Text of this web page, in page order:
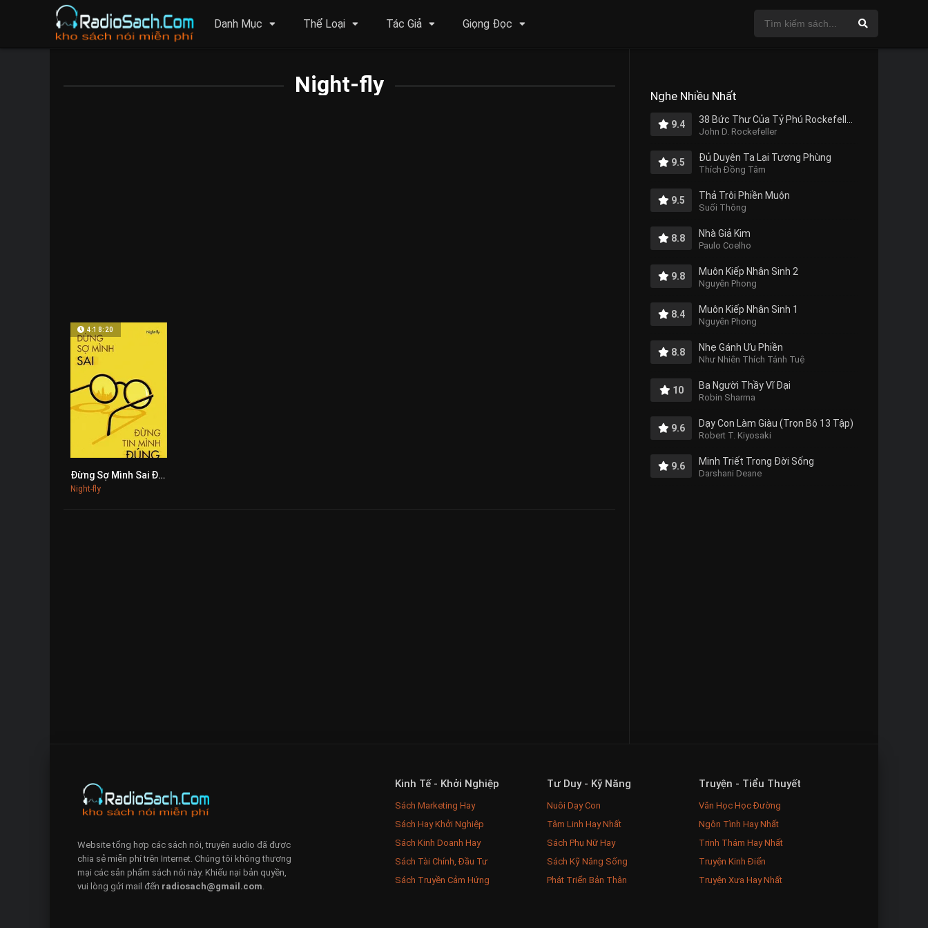
Danh Mục Thể Loại Tác Giả Giọng Đọc
Night-fly
0
4:18:20
Đừng Sợ Mình Sai Đừng Tin Mình Đúng
Night-fly
Nghe Nhiều Nhất
9.4
John D. Rockefeller
9.5 Đủ Duyên Ta Lại Tương Phùng
Thích Đồng Tâm
9.5 Thả Trôi Phiền Muộn
Suối Thông
8.8 Nhà Giả Kim
Paulo Coelho
9.8 Muôn Kiếp Nhân Sinh 2
Nguyên Phong
8.4 Muôn Kiếp Nhân Sinh 1
Nguyên Phong
8.8 Nhẹ Gánh Ưu Phiền
Như Nhiên Thích Tánh Tuệ
10 Ba Người Thầy Vĩ Đại
Robin Sharma
9.6 Dạy Con Làm Giàu (Trọn Bộ 13 Tập)
Robert T. Kiyosaki
9.6 Minh Triết Trong Đời Sống
Darshani Deane
Kinh Tế - Khởi Nghiệp
Sách Marketing Hay
Sách Hay Khởi Nghiệp
Sách Kinh Doanh Hay
Sách Tài Chính, Đầu Tư
Sách Truyền Cảm Hứng
Tư Duy - Kỹ Năng
Nuôi Dạy Con
Tâm Linh Hay Nhất
Sách Phụ Nữ Hay
Sách Kỹ Năng Sống
Phát Triển Bản Thân
Truyện - Tiểu Thuyết
Văn Học Học Đường
Ngôn Tình Hay Nhất
Trinh Thám Hay Nhất
Truyện Kinh Điển
Truyện Xưa Hay Nhất
Website tổng hợp các sách nói, truyện audio đã được
chia sẻ miễn phí trên Internet. Chúng tôi không thương
mại các sản phẩm sách nói này. Khiếu nại bản quyền,
vui lòng gửi mail đến radiosach@gmail.com